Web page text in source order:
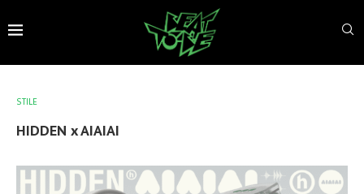
STILE
HIDDEN x AIAIAI